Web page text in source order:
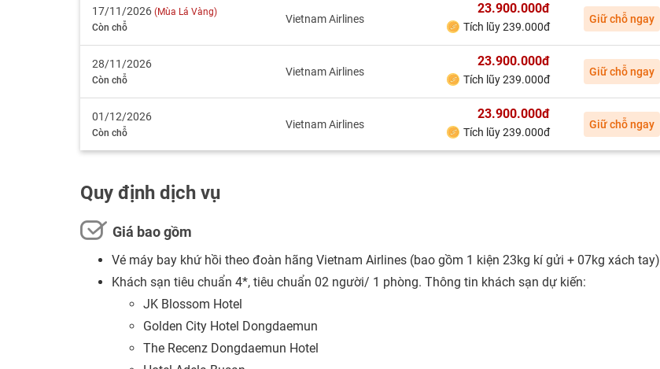
17/11/2026 (Mùa Lá Vàng)
Còn chỗ
Vietnam Airlines
23.900.000đ
Tích lũy 239.000đ
Giữ chỗ ngay
28/11/2026
Còn chỗ
Vietnam Airlines
23.900.000đ
Tích lũy 239.000đ
Giữ chỗ ngay
01/12/2026
Còn chỗ
Vietnam Airlines
23.900.000đ
Tích lũy 239.000đ
Giữ chỗ ngay
Quy định dịch vụ
Giá bao gồm
Vé máy bay khứ hồi theo đoàn hãng Vietnam Airlines (bao gồm 1 kiện 23kg kí gửi + 07kg xách tay)
Khách sạn tiêu chuẩn 4*, tiêu chuẩn 02 người/ 1 phòng. Thông tin khách sạn dự kiến:
JK Blossom Hotel
Golden City Hotel Dongdaemun
The Recenz Dongdaemun Hotel